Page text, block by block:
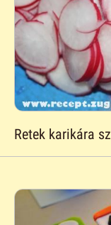
Retek karikára